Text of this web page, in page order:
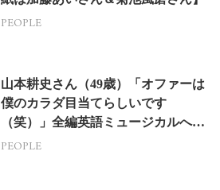
PEOPLE
山本耕史さん（49歳）「オファーは
僕のカラダ目当てらしいです
（笑）」全編英語ミュージカルへの
挑戦
PEOPLE